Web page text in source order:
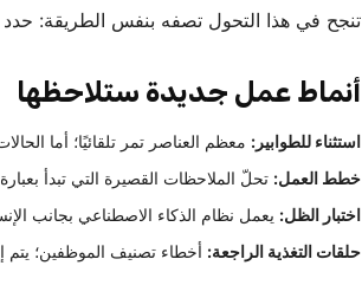
تنجح في هذا التحول تصفه بنفس الطريقة:
أنماط عمل جديدة ستلاحظها
استثناء للطوابير: معظم العناصر تمر تلقائيًا؛ أما
خطط العمل: تحلّ الملاحظات القصيرة التي تبدأ
اختبار الظل: يعمل نظام الذكاء الاصطناعي بجانب
حلقات التغذية الراجعة: أخطاء تصنيف الموظفين؛ يتم